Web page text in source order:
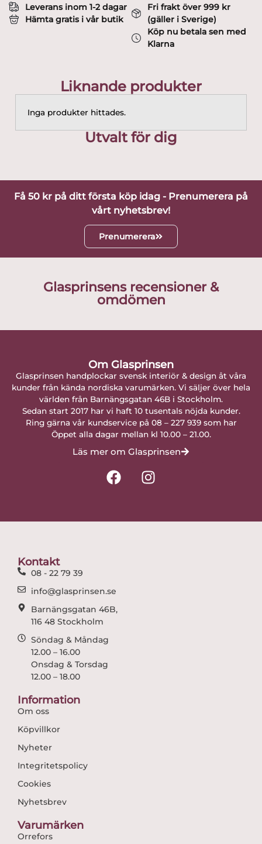
Leverans inom 1-2 dagar
Hämta gratis i vår butik
Fri frakt över 999 kr
(gäller i Sverige)
Köp nu betala sen med
Klarna
Liknande produkter
Inga produkter hittades.
Utvalt för dig
Få 50 kr på ditt första köp idag - Prenumerera på
vårt nyhetsbrev!
Prenumerera
Glasprinsens recensioner &
omdömen
Om Glasprinsen
Glasprinsen handplockar svensk interiör & design åt våra
kunder från kända nordiska varumärken. Vi säljer över hela
världen från Barnängsgatan 46B i Stockholm.
Sedan start 2017 har vi haft 10 tusentals nöjda kunder.
Ring gärna vår kundservice på 08 – 227 939 som har
Öppet alla dagar mellan kl 10.00 – 21.00.
Läs mer om Glasprinsen
F
a
I
n
Kontakt
08 - 22 79 39
info@glasprinsen.se
Barnängsgatan 46B,
116 48 Stockholm
Söndag & Måndag
12.00 – 16.00
Onsdag & Torsdag
12.00 – 18.00
Information
Om oss
Köpvillkor
Nyheter
Integritetspolicy
Cookies
Nyhetsbrev
Varumärken
Orrefors